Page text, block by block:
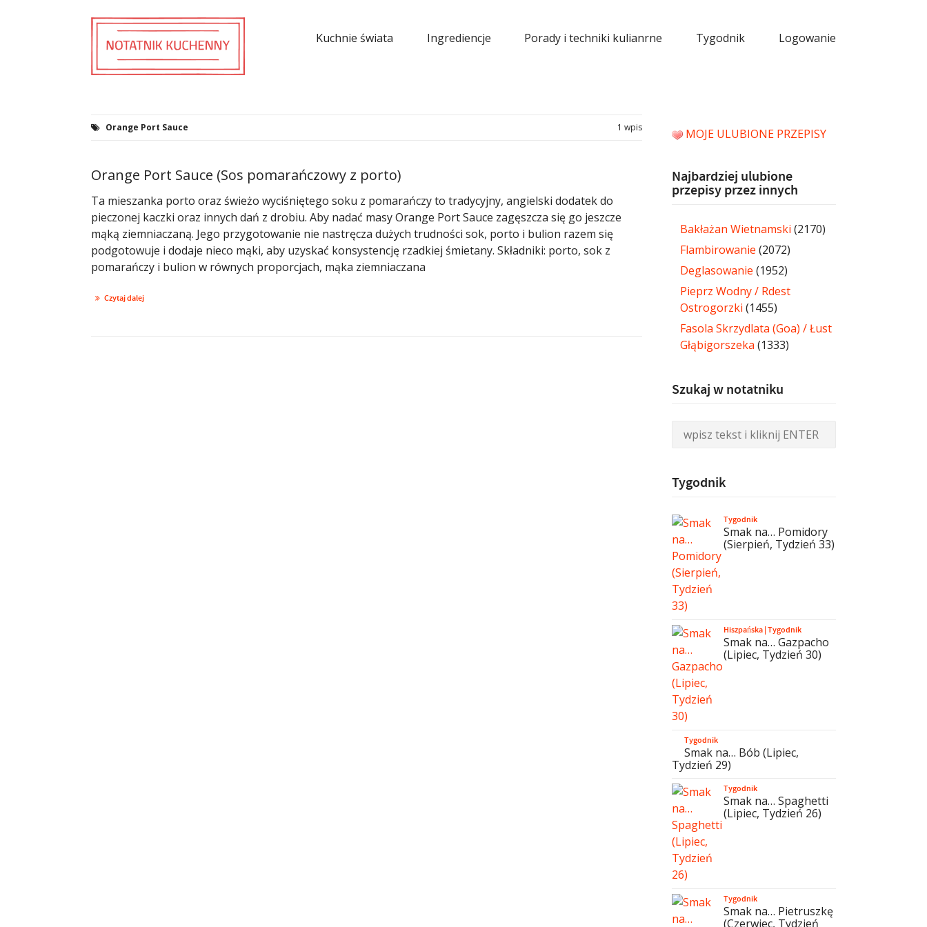
Kuchnie świata Ingrediencje Porady i techniki kulianrne Tygodnik Logowanie
Orange Port Sauce 1 wpis
Orange Port Sauce (Sos pomarańczowy z porto)
Ta mieszanka porto oraz świeżo wyciśniętego soku z pomarańczy to tradycyjny, angielski dodatek do
pieczonej kaczki oraz innych dań z drobiu. Aby nadać masy Orange Port Sauce zagęszcza się go jeszcze
mąką ziemniaczaną. Jego przygotowanie nie nastręcza dużych trudności sok, porto i bulion razem się
podgotowuje i dodaje nieco mąki, aby uzyskać konsystencję rzadkiej śmietany. Składniki: porto, sok z
pomarańczy i bulion w równych proporcjach, mąka ziemniaczana
Czytaj dalej
MOJE ULUBIONE PRZEPISY
Najbardziej ulubione
przepisy przez innych
Bakłażan Wietnamski (2170)
Flambirowanie (2072)
Deglasowanie (1952)
Pieprz Wodny / Rdest
Ostrogorzki (1455)
Fasola Skrzydlata (Goa) / Łust
Głąbigorszeka (1333)
Szukaj w notatniku
Tygodnik
Tygodnik
Smak na… Pomidory
(Sierpień, Tydzień 33)
Hiszpańska|Tygodnik
Smak na… Gazpacho
(Lipiec, Tydzień 30)
Tygodnik
Smak na… Bób (Lipiec,
Tydzień 29)
Tygodnik
Smak na… Spaghetti
(Lipiec, Tydzień 26)
Tygodnik
Smak na… Pietruszkę
(Czerwiec, Tydzień